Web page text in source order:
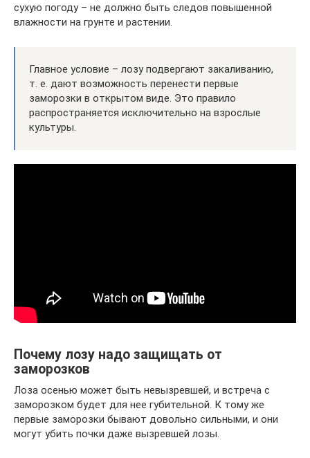
сухую погоду – не должно быть следов повышенной
влажности на грунте и растении.
Главное условие – лозу подвергают закаливанию,
т. е. дают возможность перенести первые
заморозки в открытом виде. Это правило
распространяется исключительно на взрослые
культуры.
Почему лозу надо защищать от
заморозков
Лоза осенью может быть невызревшей, и встреча с
заморозком будет для нее губительной. К тому же
первые заморозки бывают довольно сильными, и они
могут убить почки даже вызревшей лозы.